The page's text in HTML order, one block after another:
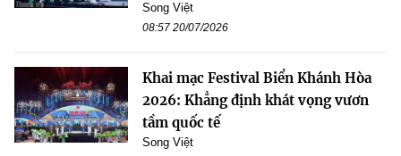
Song Việt
08:57 20/07/2026
Khai mạc Festival Biển Khánh Hòa
2026: Khẳng định khát vọng vươn
tầm quốc tế
Song Việt